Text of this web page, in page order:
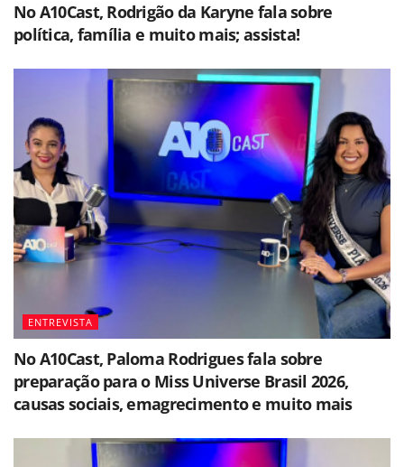
No A10Cast, Rodrigão da Karyne fala sobre
política, família e muito mais; assista!
ENTREVISTA
No A10Cast, Paloma Rodrigues fala sobre
preparação para o Miss Universe Brasil 2026,
causas sociais, emagrecimento e muito mais